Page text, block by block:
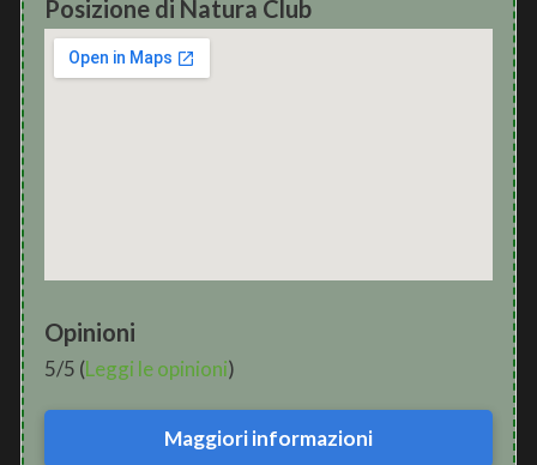
Posizione di Natura Club
Opinioni
5/5 (Leggi le opinioni)
Maggiori informazioni